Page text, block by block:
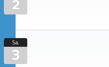
2
Sa.
3